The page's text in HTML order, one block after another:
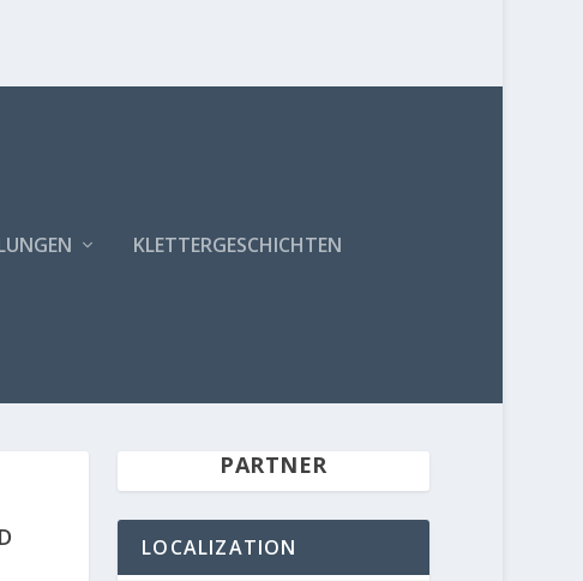
KLETTERGESCHICHTEN
PARTNER
LOCALIZATION